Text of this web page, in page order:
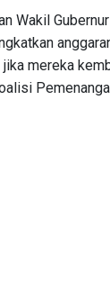
Wakil
mereka